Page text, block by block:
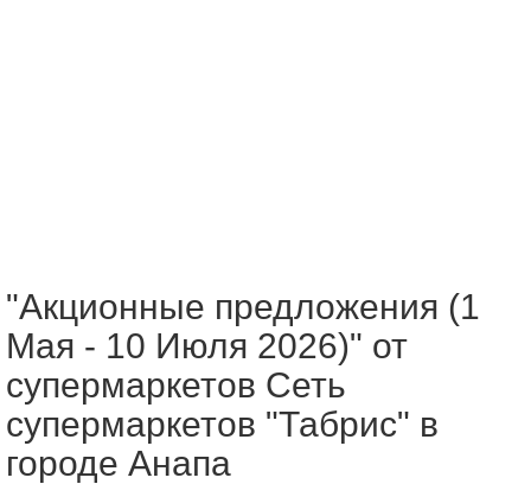
"Акционные предложения (1
Мая - 10 Июля 2026)" от
супермаркетов Сеть
супермаркетов "Табрис" в
городе Анапа